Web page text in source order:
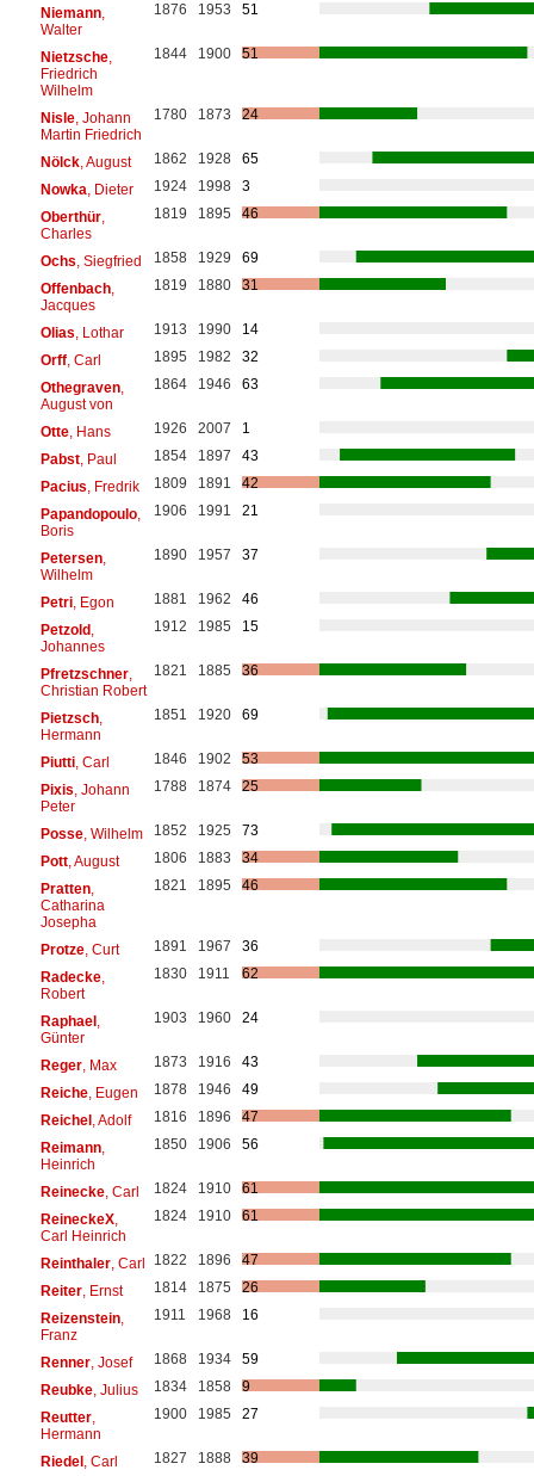
Niemann,
Walter
1876 1953 51
Nietzsche,
Friedrich
Wilhelm
1844 1900 51
Nisle, Johann
Martin Friedrich
1780 1873 24
Nölck, August 1862 1928
65
Nowka, Dieter 1924 1998
3
Oberthür,
Charles
1819 1895 46
Ochs, Siegfried 1858 1929
69
Offenbach,
Jacques
1819 1880 31
Olias, Lothar 1913 1990
14
Orff, Carl 1895 1982
32
Othegraven,
August von
1864 1946 63
Otte, Hans 1926 2007
1
Pabst, Paul 1854 1897
43
Pacius, Fredrik 1809 1891
42
Papandopoulo,
Boris
1906 1991 21
Petersen,
Wilhelm
1890 1957 37
Petri, Egon 1881 1962
46
Petzold ,
Johannes
1912 1985 15
Pfretzschner,
Christian Robert
1821 1885 36
Pietzsch,
Hermann
1851 1920 69
Piutti, Carl 1846 1902
53
Pixis, Johann
Peter
1788 1874 25
Posse, Wilhelm 1852 1925
73
Pott, August 1806 1883
34
Pratten,
Catharina
Josepha
1821 1895 46
Protze, Curt 1891 1967
36
Radecke,
Robert
1830 1911 62
Raphael ,
Günter
1903 1960 24
Reger, Max 1873 1916
43
Reiche, Eugen 1878 1946
49
Reichel , Adolf 1816 1896
47
Reimann,
Heinrich
1850 1906 56
Reinecke, Carl 1824 1910
61
ReineckeX,
Carl Heinrich
1824 1910 61
Reinthaler, Carl 1822 1896
47
Reiter, Ernst 1814 1875
26
Reizenstein,
Franz
1911 1968 16
Renner, Josef 1868 1934
59
Reubke, Julius 1834 1858
9
Reutter,
Hermann
1900 1985 27
Riedel , Carl 1827 1888
39